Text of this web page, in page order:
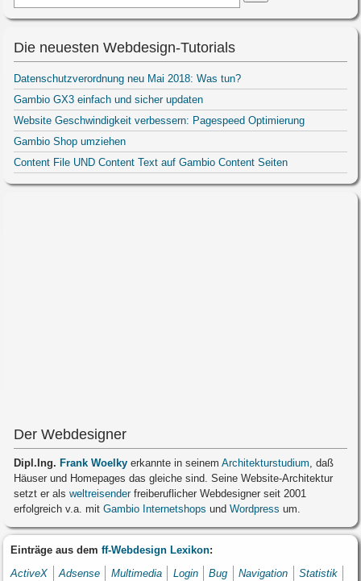
Die neuesten Webdesign-Tutorials
Datenschutzverordnung neu Mai 2018: Was tun?
Gambio GX3 einfach und sicher updaten
Website Geschwindigkeit verbessern: Pagespeed Optimierung
Gambio Shop umziehen
Content File UND Content Text auf Gambio Content Seiten
Der Webdesigner
Dipl.Ing. Frank Woelky erkannte in seinemArchitekturstudium, daß
Häuser und Homepages das gleiche sind. Seine Website-Architektur
setzt er alsweltreisenderfreiberuflicher Webdesigner seit 2001
erfolgreich v.a. mitGambio Internetshops undWordpress um.
Einträge aus demff-Webdesign Lexikon:
ActiveX
Adsense Multimedia Login Bug Navigation
Statistik